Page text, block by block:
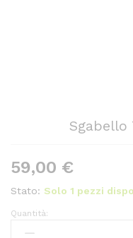
Sgabello
59,00 €
Stato: Solo 1 pezzi
Sgabello
TAMBURO
Quantità: